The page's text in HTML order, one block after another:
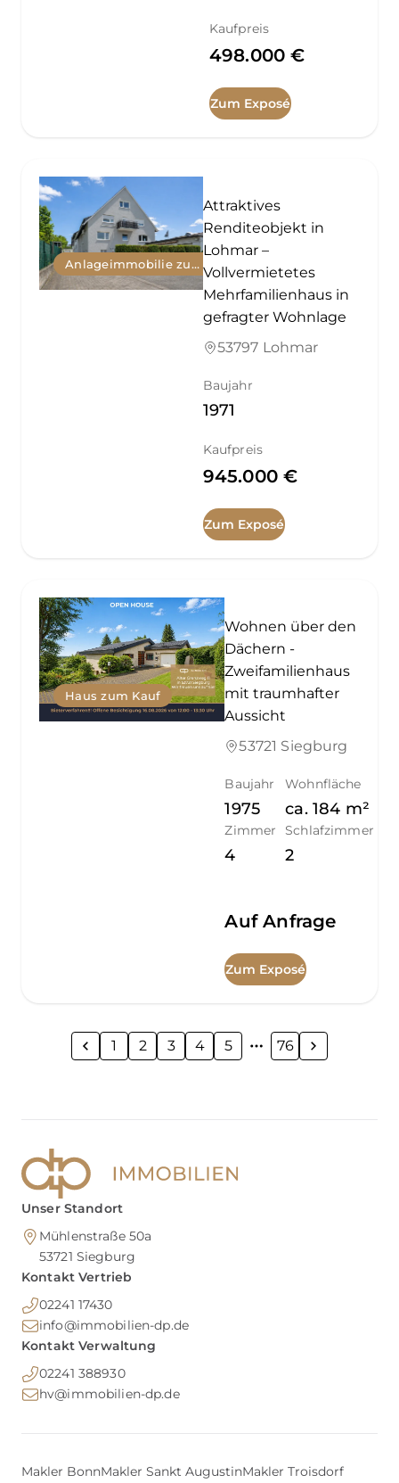
Kaufpreis
498.000 €
Zum Exposé
Anlageimmobilie zum Kauf
Attraktives
Renditeobjekt in
Lohmar –
Vollvermietetes
Mehrfamilienhaus in
gefragter Wohnlage
53797 Lohmar
Baujahr
1971
Kaufpreis
945.000 €
Zum Exposé
Haus zum Kauf
Wohnen über den
Dächern -
Zweifamilienhaus
mit traumhafter
Aussicht
53721 Siegburg
Baujahr
1975
Wohnfläche
ca. 184 m²
Zimmer
4
Schlafzimmer
2
Auf Anfrage
Zum Exposé
1 2 3 4 5 76
Unser Standort
Mühlenstraße 50a
53721 Siegburg
Kontakt Vertrieb
02241 17430
info@immobilien-dp.de
Kontakt Verwaltung
02241 388930
hv@immobilien-dp.de
Makler BonnMakler Sankt AugustinMakler Troisdorf